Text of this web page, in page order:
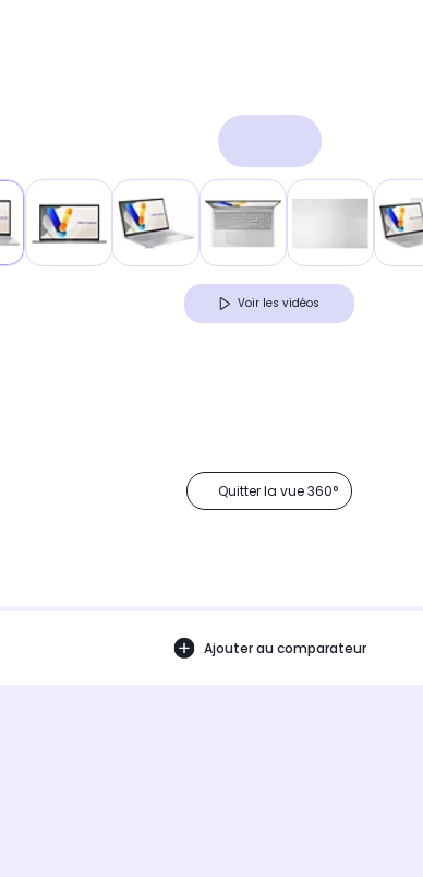
Voir les vidéos
Quitter la vue 360°
Ajouter au comparateur